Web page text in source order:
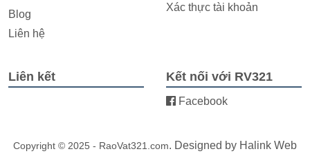
Blog
Liên hệ
Xác thực tài khoản
Liên kết Kết nối với RV321
Facebook
Copyright © 2025 - RaoVat321.com. Designed by Halink Web